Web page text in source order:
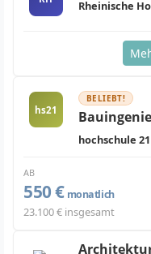
Rheinische
hs21
BELIEBT!
hochschule 21
AB
550 € monatlich
23.100 € insgesamt